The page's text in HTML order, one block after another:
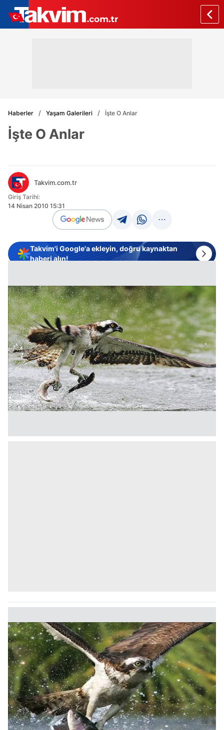
Haberler Yaşam Galerileri İşte O Anlar
İşte O Anlar
Takvim.com.tr
Giriş Tarihi:
14 Nisan 2010 15:31
Takvim'i Google'a ekleyin, doğru kaynaktan
haberi alın!